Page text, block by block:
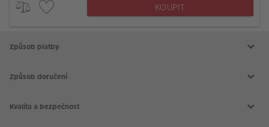
KOUPIT
Způsob platby
Způsob doručení
Kvalita a bezpečnost